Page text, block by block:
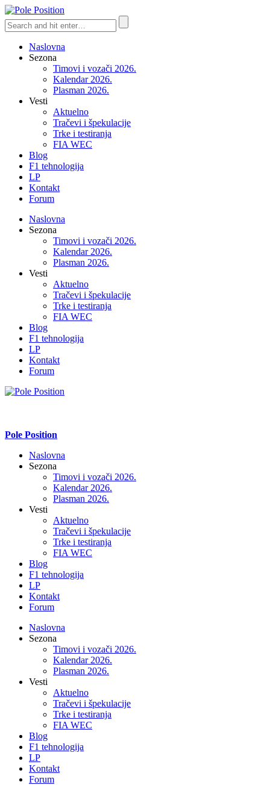
Naslovna
Sezona
Timovi i vozači 2026.
Kalendar 2026.
Plasman 2026.
Vesti
Aktuelno
Tračevi i špekulacije
Trke i testiranja
FIA WEC
Blog
F1 tehnologija
LP
Kontakt
Forum
Naslovna
Sezona
Timovi i vozači 2026.
Kalendar 2026.
Plasman 2026.
Vesti
Aktuelno
Tračevi i špekulacije
Trke i testiranja
FIA WEC
Blog
F1 tehnologija
LP
Kontakt
Forum
Pole Position
Naslovna
Sezona
Timovi i vozači 2026.
Kalendar 2026.
Plasman 2026.
Vesti
Aktuelno
Tračevi i špekulacije
Trke i testiranja
FIA WEC
Blog
F1 tehnologija
LP
Kontakt
Forum
Naslovna
Sezona
Timovi i vozači 2026.
Kalendar 2026.
Plasman 2026.
Vesti
Aktuelno
Tračevi i špekulacije
Trke i testiranja
FIA WEC
Blog
F1 tehnologija
LP
Kontakt
Forum